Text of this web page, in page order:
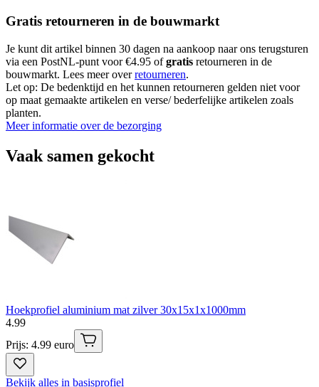
Gratis retourneren in de bouwmarkt
Je kunt dit artikel binnen 30 dagen na aankoop naar ons terugsturen
via een PostNL-punt voor €4.95 ofgratis retourneren in de
bouwmarkt. Lees meer overretourneren.
Let op: De bedenktijd en het kunnen retourneren gelden niet voor
op maat gemaakte artikelen en verse/ bederfelijke artikelen zoals
planten.
Meer informatie over de bezorging
Vaak samen gekocht
Hoekprofiel aluminium mat zilver 30x15x1x1000mm
4.99
Prijs: 4.99 euro
Bekijk alles in basisprofiel